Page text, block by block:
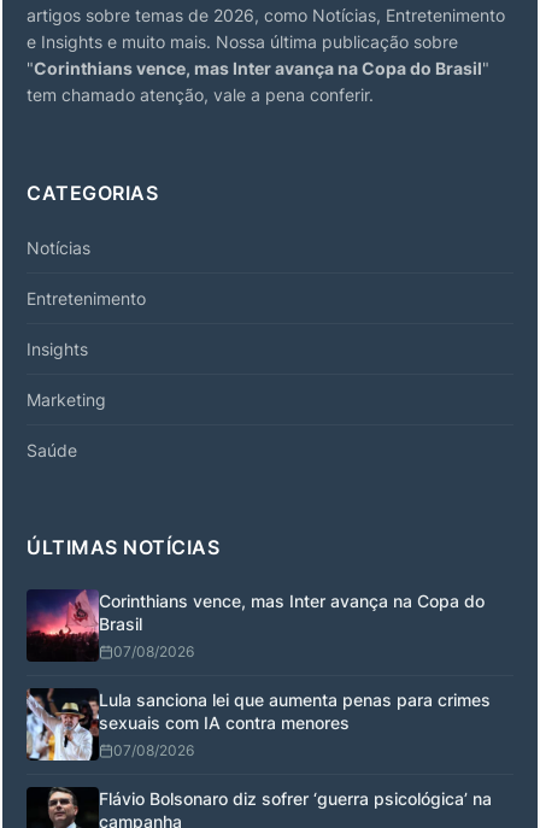
artigos sobre temas de 2026, como Notícias, Entretenimento
e Insights e muito mais. Nossa última publicação sobre
"Corinthians vence, mas Inter avança na Copa do Brasil"
tem chamado atenção, vale a pena conferir.
CATEGORIAS
Notícias
Entretenimento
Insights
Marketing
Saúde
ÚLTIMAS NOTÍCIAS
Corinthians vence, mas Inter avança na Copa do
Brasil
07/08/2026
Lula sanciona lei que aumenta penas para crimes
sexuais com IA contra menores
07/08/2026
Flávio Bolsonaro diz sofrer ‘guerra psicológica’ na
campanha